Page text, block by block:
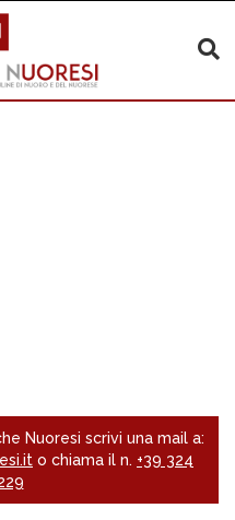
Nuoresi scrivi una mail a:
o chiama il n. +39 324